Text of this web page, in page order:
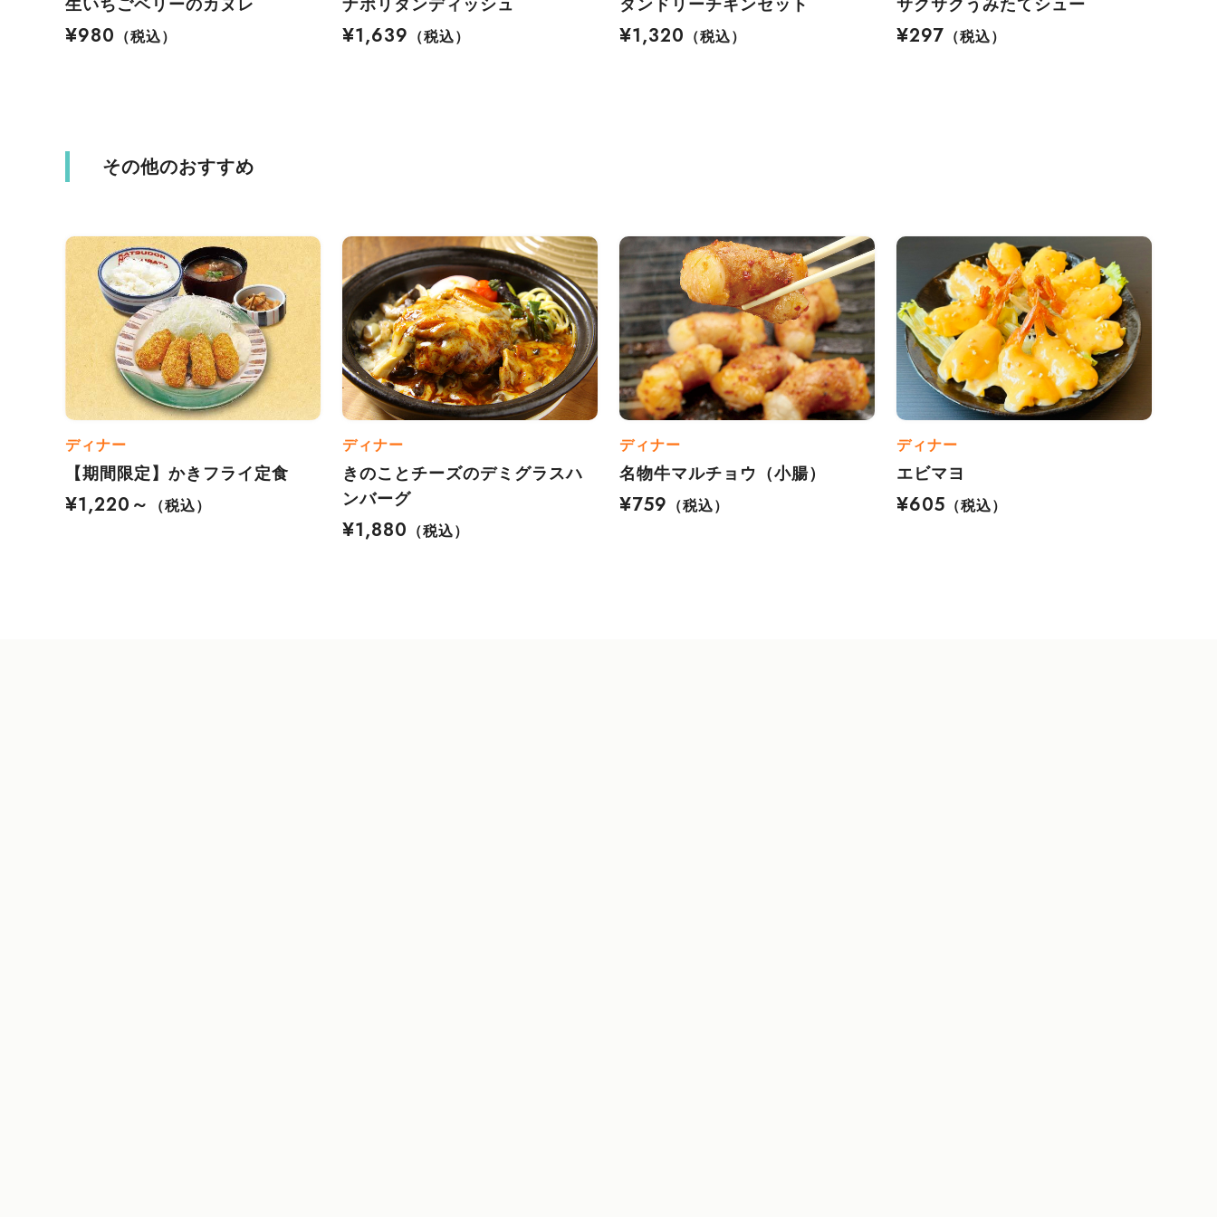
生いちごベリーのカヌレ
¥980
（税込）
ナポリタンディッシュ
¥1,639
（税込）
タンドリーチキンセット
¥1,320
（税込）
サクサクうみたてシュー
¥297 （税込）
その他のおすすめ
ディナー
【期間限定】かきフライ定食
¥1,220～
（税込）
ディナー
きのことチーズのデミグラスハ
ンバーグ
¥1,880
（税込）
ディナー
名物牛マルチョウ（小腸）
¥759
（税込）
ディナー
エビマヨ
¥605 （税込）